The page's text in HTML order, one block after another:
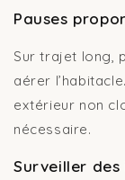
Pauses
Sur trajet long,
aérer
extérieur non
nécessaire.
Surveiller